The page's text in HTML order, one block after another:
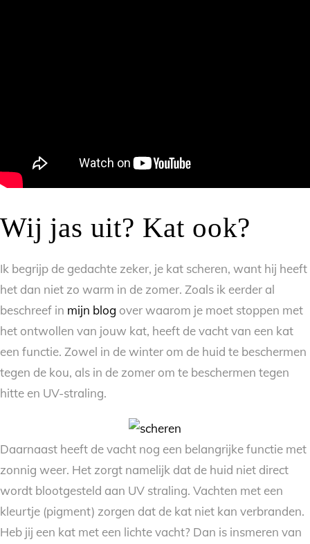
Wij jas uit? Kat ook?
Ik begrijp de gedachte zeker, je kat scheren, want hij heeft
het dan niet zo warm in de zomer. Zoals ik eerder al
beschreef in mijn blog over waarom je moet stoppen met
het ontwollen van jouw kat, heeft de vacht van een kat
een functie. Zowel in de winter om de huid te beschermen
tegen de kou, als in de zomer om te beschermen tegen
hitte en UV-straling.
Daarnaast heeft de vacht nog een belangrijke functie met
zonnig weer. Het zorgt namelijk dat de huid niet direct
wordt blootgesteld aan UV straling. Vachten met een
kleurtje (pigment) zorgen dat de kat niet kan verbranden.
Heb jij een kat met een lichte vacht? Dan is insmeren van